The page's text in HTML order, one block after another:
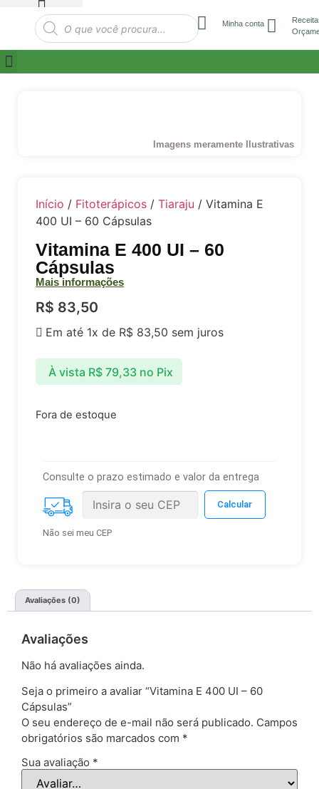
Minha conta
Imagens meramente Ilustrativas
Início / Fitoterápicos / Tiaraju / Vitamina E
400 UI – 60 Cápsulas
Vitamina E 400 UI – 60
Cápsulas
Mais informações
R$ 83,50
Em até 1x de R$ 83,50 sem juros
À vista R$79,33 no Pix
Fora de estoque
Consulte o prazo estimado e valor da entrega
Não sei meu CEP
Avaliações (0)
Avaliações
Não há avaliações ainda.
Seja o primeiro a avaliar “Vitamina E 400 UI – 60
Cápsulas”
O seu endereço de e-mail não será publicado. Campos
obrigatórios são marcados com *
Sua avaliação *